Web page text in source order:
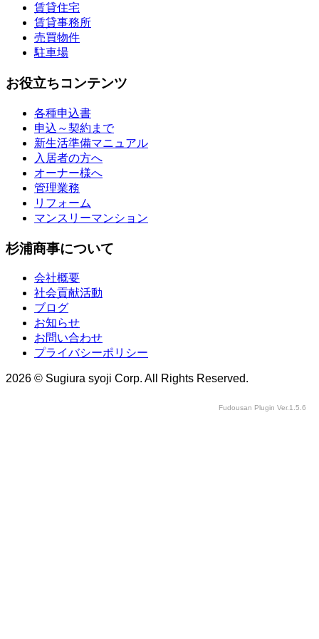
賃貸住宅
賃貸事務所
売買物件
駐車場
お役立ちコンテンツ
各種申込書
申込～契約まで
新生活準備マニュアル
入居者の方へ
オーナー様へ
管理業務
リフォーム
マンスリーマンション
杉浦商事について
会社概要
社会貢献活動
ブログ
お知らせ
お問い合わせ
プライバシーポリシー
2026 © Sugiura syoji Corp. All Rights Reserved.
Fudousan Plugin Ver.1.5.6